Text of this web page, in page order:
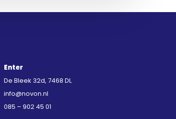
Enter
De Bleek 32d, 7468 DL
info@novon.nl
085 – 902 45 01